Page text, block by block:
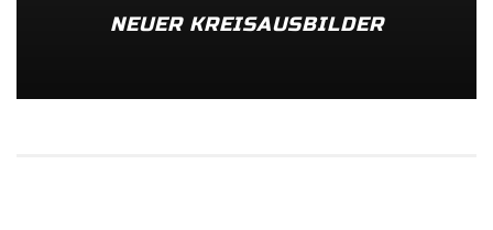
NEUER KREISAUSBILDER